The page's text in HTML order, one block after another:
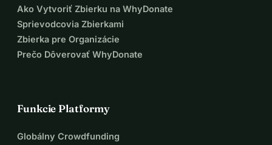
Ako Vytvoriť Zbierku na WhyDonate
Sprievodcovia Zbierkami
Zbierka pre Organizácie
Prečo Dôverovať WhyDonate
Funkcie Platformy
Globálny Crowdfunding